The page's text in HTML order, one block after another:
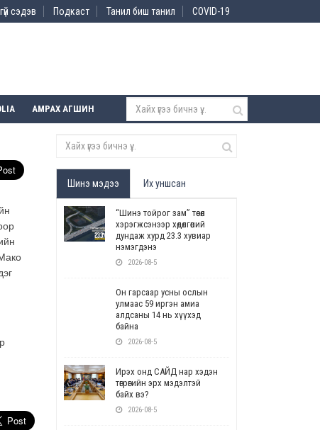
сэдэв Подкаст Танил биш танил COVID-19
АМРАХ АГШИН
Шинэ мэдээ Их уншсан
“Шинэ тойрог зам” төсөл
хэрэгжсэнээр хөдөлгөөний
дундаж хурд 23.3 хувиар
нэмэгдэнэ
2026-08-5
Он гарсаар усны ослын
улмаас 59 иргэн амиа
алдсаны 14 нь хүүхэд
байна
2026-08-5
Ирэх онд САЙД нар хэдэн
төгрөгийн эрх мэдэлтэй
байх вэ?
2026-08-5